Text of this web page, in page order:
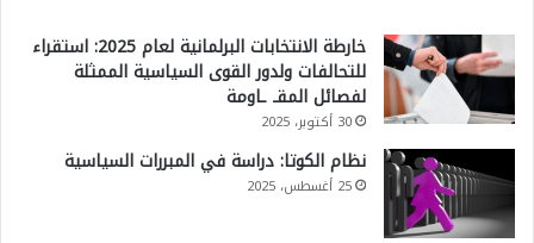
خارطة الانتخابات البرلمانية لعام 2025: استقراء
للتحالفات ولدور القوى السياسية الممثلة
لفصائل المقـ ـاومة
30 أكتوبر، 2025
نظام الكوتا: دراسة في المبررات السياسية
25 أغسطس، 2025